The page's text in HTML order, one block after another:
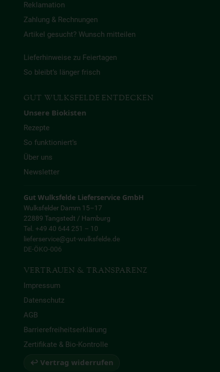
Reklamation
Zahlung & Rechnungen
Artikel gesucht? Wunsch mitteilen
Lieferhinweise zu Feiertagen
So bleibt’s länger frisch
GUT WULKSFELDE ENTDECKEN
Unsere Biokisten
Rezepte
So funktioniert’s
Über uns
Newsletter
Gut Wulksfelde Lieferservice GmbH
Wulksfelder Damm 15–17
22889 Tangstedt / Hamburg
Tel. +49 40 644 251 – 10
lieferservice@gut-wulksfelde.de
DE-ÖKO-006
VERTRAUEN & TRANSPARENZ
Impressum
Datenschutz
AGB
Barrierefreiheitserklärung
Zertifikate & Bio-Kontrolle
↩ Vertrag widerrufen